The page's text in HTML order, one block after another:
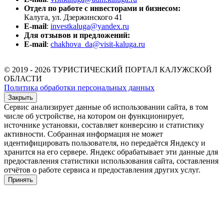
Отдел по работе с инвесторами и бизнесом:
Калуга, ул. Дзержинского 41
E-mail: investkaluga@yandex.ru
Для отзывов и предложений:
E-mail: chakhova_da@visit-kaluga.ru
© 2019 - 2026 ТУРИСТИЧЕСКИЙ ПОРТАЛ КАЛУЖСКОЙ
ОБЛАСТИ
Политика обработки персональных данных
Закрыть
Сервис анализирует данные об использовании сайта, в том
числе об устройстве, на котором он функционирует,
источнике установки, составляет конверсию и статистику
активности. Собранная информация не может
идентифицировать пользователя, но передаётся Яндексу и
хранится на его сервере. Яндекс обрабатывает эти данные для
предоставления статистики использования сайта, составления
отчётов о работе сервиса и предоставления других услуг.
Принять